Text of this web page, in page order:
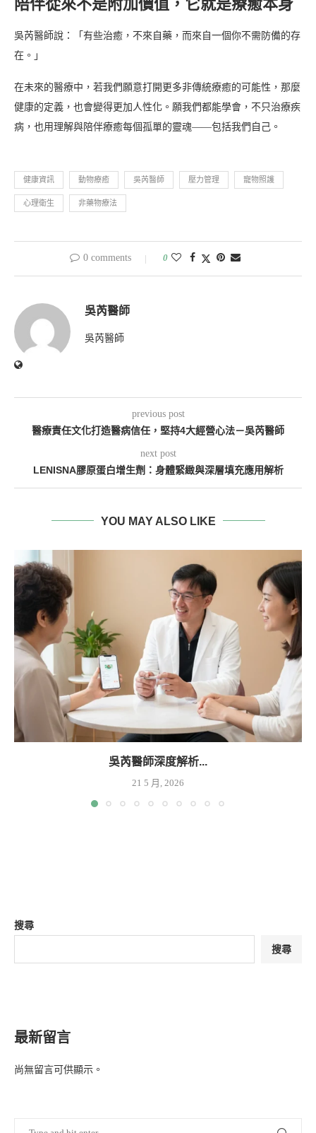
陪伴從來不是附加價值，它就是療癒本身
吳芮醫師說：「有些治癒，不來自藥，而來自一個你不需防備的存
在。」
在未來的醫療中，若我們願意打開更多非傳統療癒的可能性，那麼
健康的定義，也會變得更加人性化。願我們都能學會，不只治療疾
病，也用理解與陪伴療癒每個孤單的靈魂——包括我們自己。
健康資訊 動物療癒 吳芮醫師 壓力管理 寵物照護
心理衛生 非藥物療法
0 comments 0
吳芮醫師
吳芮醫師
previous post
醫療責任文化打造醫病信任，堅持4大經營心法－吳芮醫師
next post
LENISNA膠原蛋白增生劑：身體緊緻與深層填充應用解析
YOU MAY ALSO LIKE
吳芮醫師深度解析...
21 5 月, 2026
搜尋
搜尋
最新留言
尚無留言可供顯示。